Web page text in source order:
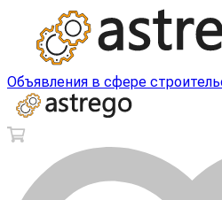
Объявления в сфере